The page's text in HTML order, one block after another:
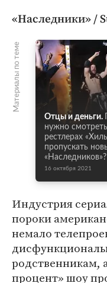
«Наследники» /
Материалы по теме
Отцы и деньги.
нужно
рестлерах
пропускать
«Наследников»?
16 октября 2021
Индустрия
пороки
немало
родственникам,
процент» шоу